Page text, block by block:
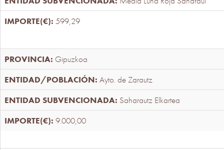
599,29
Gipuzkoa
Ayto. de Zarautz
Saharautz Elkartea
9.000,00